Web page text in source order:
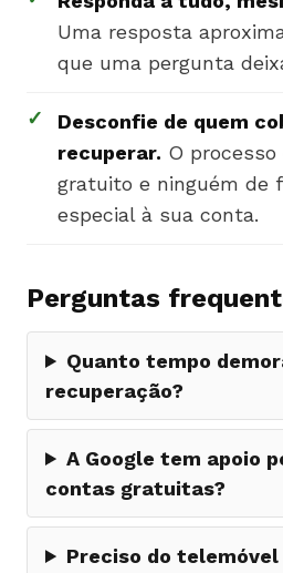
Uma resposta
que uma pergunta
✓
Desconfie de quem
recuperar. O processo
gratuito e ninguém de
especial à sua conta.
Perguntas
Quanto tempo
recuperação?
A Google tem apoio
contas gratuitas?
Preciso do